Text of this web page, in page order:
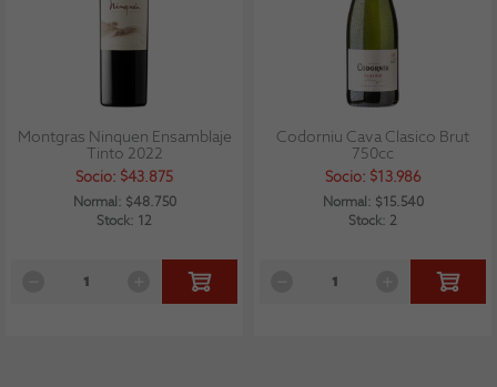
Montgras Ninquen Ensamblaje
Tinto 2022
Socio: $43.875
Normal: $48.750
Stock: 12
Codorniu Cava Clasico Brut
750cc
Socio: $13.986
Normal: $15.540
Stock: 2